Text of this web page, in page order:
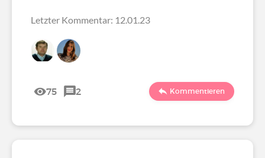
Letzter Kommentar: 12.01.23
75 2 Kommentieren